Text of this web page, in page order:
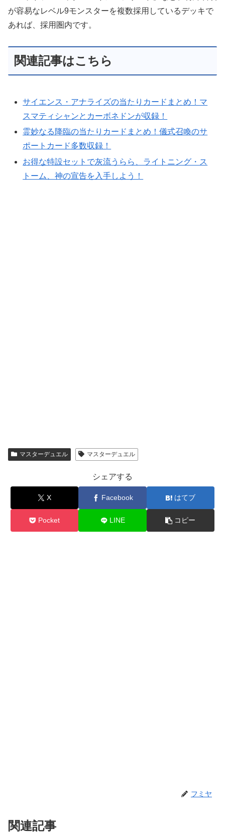
が容易なレベル9モンスターを複数採用しているデッキで
あれば、採用圏内です。
関連記事はこちら
サイエンス・アナライズの当たりカードまとめ！マ
スマティシャンとカーボネドンが収録！
霊妙なる降臨の当たりカードまとめ！儀式召喚のサ
ポートカード多数収録！
お得な特設セットで灰流うらら、ライトニング・ス
トーム、神の宣告を入手しよう！
マスターデュエル マスターデュエル
シェアする
X Facebook はてブ
Pocket LINE コピー
フミヤ
関連記事